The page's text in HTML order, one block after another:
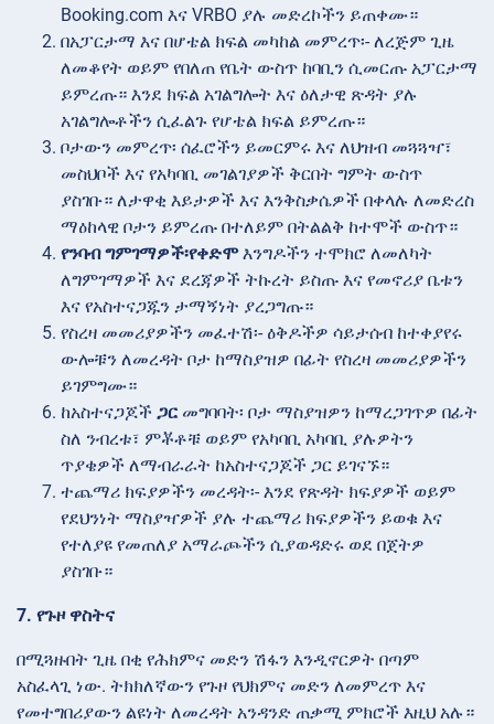
Booking.com እና VRBO ያሉ መድረኮችን ይጠቀሙ።
በአፓርታማ እና በሆቴል ክፍል መካከል መምረጥ፡- ለረጅም ጊዜ
ለመቆየት ወይም የበለጠ የቤት ውስጥ ከባቢን ሲመርጡ አፓርታማ
ይምረጡ። እንደ ክፍል አገልግሎት እና ዕለታዊ ጽዳት ያሉ
አገልግሎቶችን ሲፈልጉ የሆቴል ክፍል ይምረጡ።
ቦታውን መምረጥ፡ ሰፈሮችን ይመርምሩ እና ለህዝብ መጓጓዣ፣
መስህቦች እና የአካባቢ መገልገያዎች ቅርበት ግምት ውስጥ
ያስገቡ። ለታዋቂ እይታዎች እና እንቅስቃሴዎች በቀላሉ ለመድረስ
ማዕከላዊ ቦታን ይምረጡ በተለይም በትልልቅ ከተሞች ውስጥ።
የንባብ ግምገማዎች፡የቀድሞእንግዶችን ተሞክሮ ለመለካት
ለግምገማዎች እና ደረጃዎች ትኩረት ይስጡ እና የመኖሪያ ቤቱን
እና የአስተናጋጁን ታማኝነት ያረጋግጡ።
የስረዛ መመሪያዎችን መፈተሽ፡- ዕቅዶችዎ ሳይታሰብ ከተቀያየሩ
ውሎቹን ለመረዳት ቦታ ከማስያዝዎ በፊት የስረዛ መመሪያዎችን
ይገምግሙ።
ከአስተናጋጆች ጋር መግባባት፡ ቦታ ማስያዝዎን ከማረጋገጥዎ በፊት
ስለ ንብረቱ፣ ምቾቶቹ ወይም የአካባቢ አካባቢ ያሉዎትን
ጥያቄዎች ለማብራራት ከአስተናጋጆች ጋር ይገናኙ።
ተጨማሪ ክፍያዎችን መረዳት፡- እንደ የጽዳት ክፍያዎች ወይም
የደህንነት ማስያዣዎች ያሉ ተጨማሪ ክፍያዎችን ይወቁ እና
የተለያዩ የመጠለያ አማራጮችን ሲያወዳድሩ ወደ በጀትዎ
ያስገቡ።
7. የጉዞ ዋስትና
በሚጓዙበት ጊዜ በቂ የሕክምና መድን ሽፋን እንዲኖርዎት በጣም
አስፈላጊ ነው. ትክክለኛውን የጉዞ የህክምና መድን ለመምረጥ እና
የመተግበሪያውን ልዩነት ለመረዳት አንዳንድ ጠቃሚ ምክሮች እዚህ አሉ።